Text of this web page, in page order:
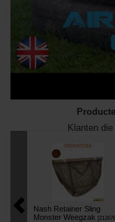
Klanten
Nash Retainer Sling
Monster Weegzak